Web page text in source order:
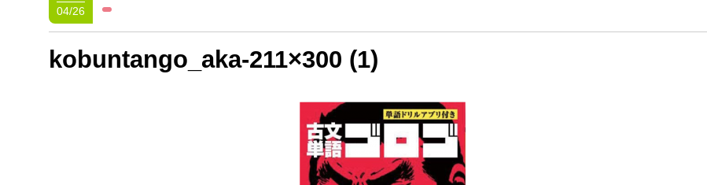
04/26
kobuntango_aka-211×300 (1)